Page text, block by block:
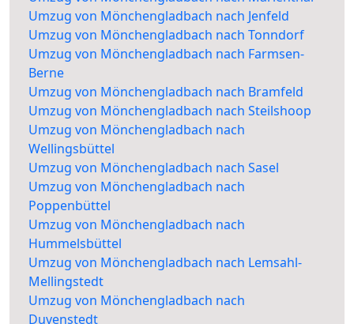
Umzug von Mönchengladbach nach Jenfeld
Umzug von Mönchengladbach nach Tonndorf
Umzug von Mönchengladbach nach Farmsen-
Berne
Umzug von Mönchengladbach nach Bramfeld
Umzug von Mönchengladbach nach Steilshoop
Umzug von Mönchengladbach nach
Wellingsbüttel
Umzug von Mönchengladbach nach Sasel
Umzug von Mönchengladbach nach
Poppenbüttel
Umzug von Mönchengladbach nach
Hummelsbüttel
Umzug von Mönchengladbach nach Lemsahl-
Mellingstedt
Umzug von Mönchengladbach nach
Duvenstedt